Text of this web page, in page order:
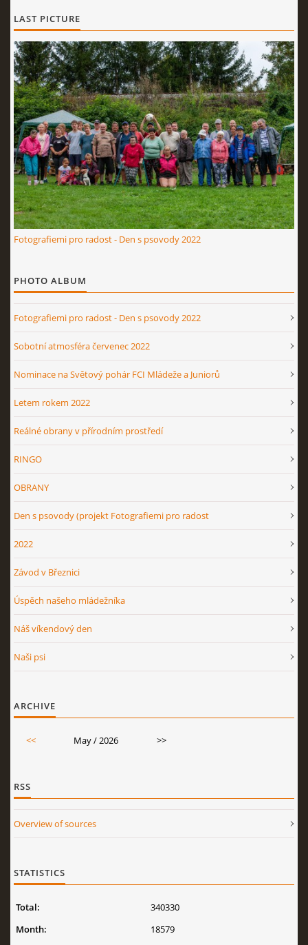
LAST PICTURE
Fotografiemi pro radost - Den s psovody 2022
PHOTO ALBUM
Fotografiemi pro radost - Den s psovody 2022
Sobotní atmosféra červenec 2022
Nominace na Světový pohár FCI Mládeže a Juniorů
Letem rokem 2022
Reálné obrany v přírodním prostředí
RINGO
OBRANY
Den s psovody (projekt Fotografiemi pro radost
2022
Závod v Březnici
Úspěch našeho mládežníka
Náš víkendový den
Naši psi
ARCHIVE
<< May / 2026 >>
RSS
Overview of sources
STATISTICS
Total:
340330
Month:
18579